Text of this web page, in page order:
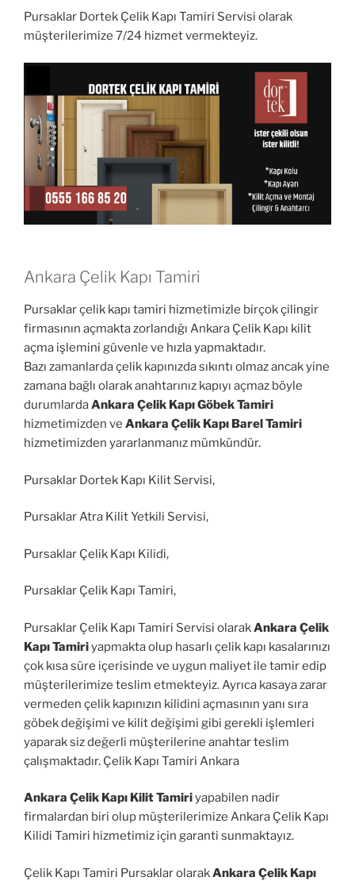
Pursaklar Dortek Çelik Kapı Tamiri Servisi olarak
müşterilerimize 7/24 hizmet vermekteyiz.
Ankara Çelik Kapı Tamiri
Pursaklar çelik kapı tamiri hizmetimizle birçok çilingir
firmasının açmakta zorlandığı Ankara Çelik Kapı kilit
açma işlemini güvenle ve hızla yapmaktadır.
Bazı zamanlarda çelik kapınızda sıkıntı olmaz ancak yine
zamana bağlı olarak anahtarınız kapıyı açmaz böyle
durumlardaAnkara Çelik Kapı Göbek Tamiri
hizmetimizden ve Ankara Çelik Kapı Barel Tamiri
hizmetimizden yararlanmanız mümkündür.
Pursaklar Dortek Kapı Kilit Servisi,
Pursaklar Atra Kilit Yetkili Servisi,
Pursaklar Çelik Kapı Kilidi,
Pursaklar Çelik Kapı Tamiri,
Pursaklar Çelik Kapı Tamiri Servisi olarakAnkara Çelik
Kapı Tamiriyapmakta olup hasarlı çelik kapı kasalarınızı
çok kısa süre içerisinde ve uygun maliyet ile tamir edip
müşterilerimize teslim etmekteyiz. Ayrıca kasaya zarar
vermeden çelik kapınızın kilidini açmasının yanı sıra
göbek değişimi ve kilit değişimi gibi gerekli işlemleri
yaparak siz değerli müşterilerine anahtar teslim
çalışmaktadır. Çelik Kapı Tamiri Ankara
Ankara Çelik Kapı Kilit Tamiriyapabilen nadir
firmalardan biri olup müşterilerimize Ankara Çelik Kapı
Kilidi Tamiri hizmetimiz için garanti sunmaktayız.
Çelik Kapı Tamiri Pursaklar olarakAnkara Çelik Kapı